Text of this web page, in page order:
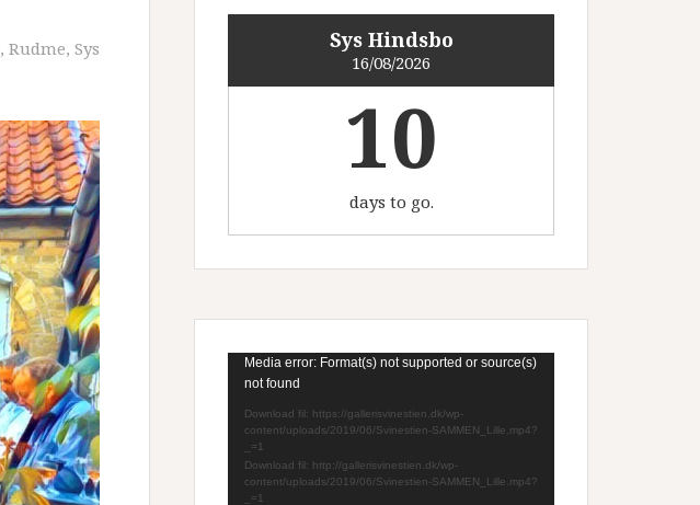
, Rudme, Sys
Sys Hindsbo
16/08/2026
10
days to go.
Videoafspiller
Media error: Format(s) not supported or source(s)
not found
Download fil: https://gallerisvinestien.dk/wp-
content/uploads/2019/06/Svinestien-SAMMEN_Lille.mp4?
_=1
Download fil: http://gallerisvinestien.dk/wp-
content/uploads/2019/06/Svinestien-SAMMEN_Lille.mp4?
_=1